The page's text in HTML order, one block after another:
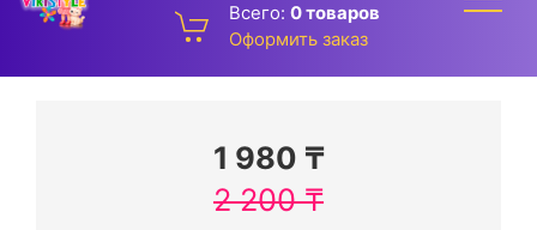
Всего: 0 товаров
Оформить заказ
1 980 ₸
2 200₸